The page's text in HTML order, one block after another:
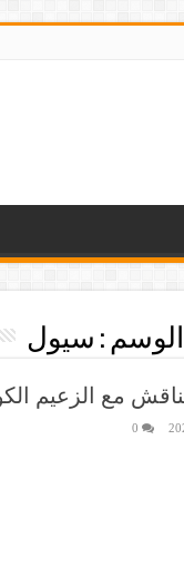
: سيول
مع الزعيم
0